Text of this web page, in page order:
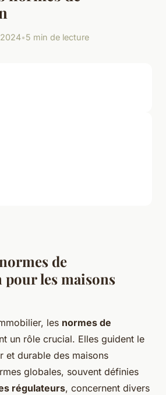
•5 min de lecture
de
les maisons
les normes de
un rôle crucial. Elles guident le
et durable des maisons
globales, souvent définies
régulateurs, concernent divers